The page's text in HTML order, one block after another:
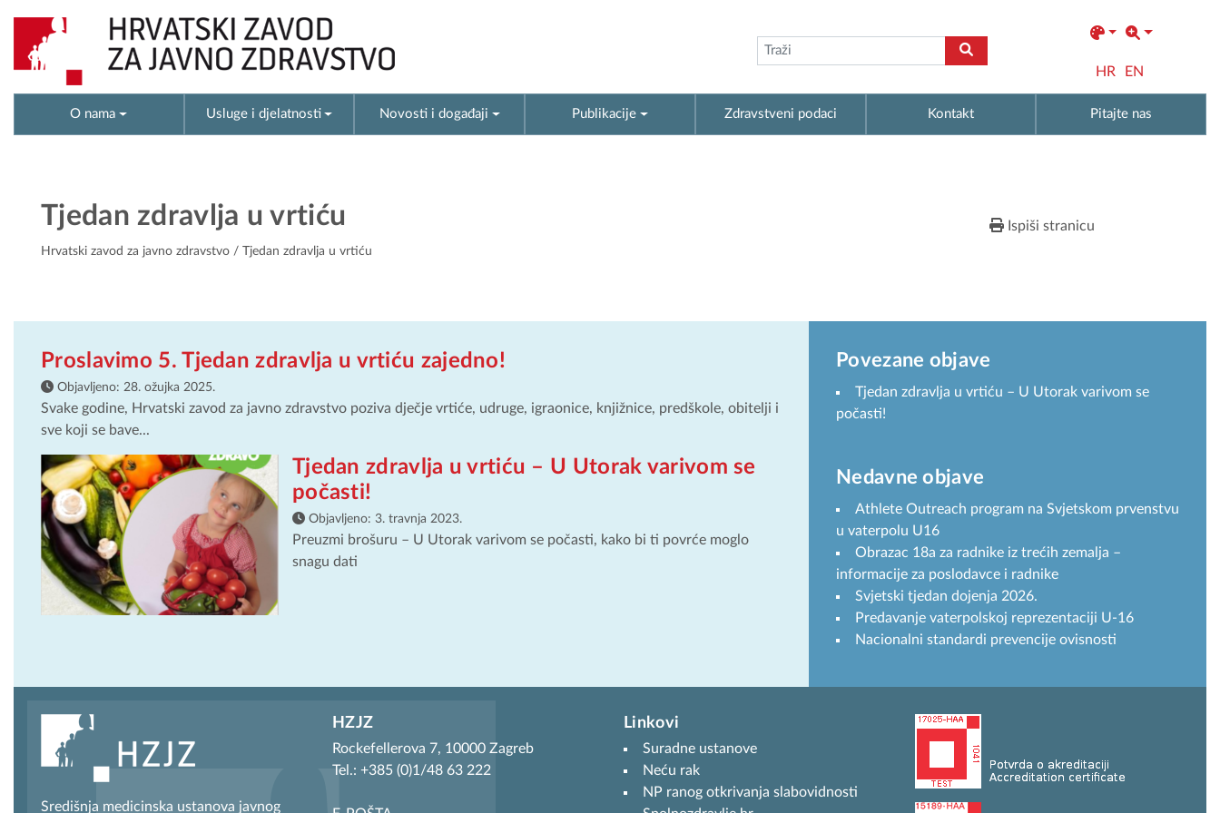
HR EN
O nama Usluge i djelatnosti Novosti i događaji Publikacije Zdravstveni podaci Kontakt Pitajte nas
Tjedan zdravlja u vrtiću
Hrvatski zavod za javno zdravstvo / Tjedan zdravlja u vrtiću
Ispiši stranicu
Proslavimo 5. Tjedan zdravlja u vrtiću zajedno!
Objavljeno: 28. ožujka 2025.
Svake godine, Hrvatski zavod za javno zdravstvo poziva dječje vrtiće, udruge, igraonice, knjižnice, predškole, obitelji i
sve koji se bave...
Tjedan zdravlja u vrtiću – U Utorak varivom se
počasti!
Objavljeno: 3. travnja 2023.
Preuzmi brošuru – U Utorak varivom se počasti, kako bi ti povrće moglo
snagu dati
Povezane objave
Tjedan zdravlja u vrtiću – U Utorak varivom se
počasti!
Nedavne objave
Athlete Outreach program na Svjetskom prvenstvu
u vaterpolu U16
Obrazac 18a za radnike iz trećih zemalja –
informacije za poslodavce i radnike
Svjetski tjedan dojenja 2026.
Predavanje vaterpolskoj reprezentaciji U-16
Nacionalni standardi prevencije ovisnosti
Središnja medicinska ustanova javnog
HZJZ
Rockefellerova 7, 10000 Zagreb
Tel.: +385 (0)1/48 63 222
Linkovi
Suradne ustanove
Neću rak
NP ranog otkrivanja slabovidnosti